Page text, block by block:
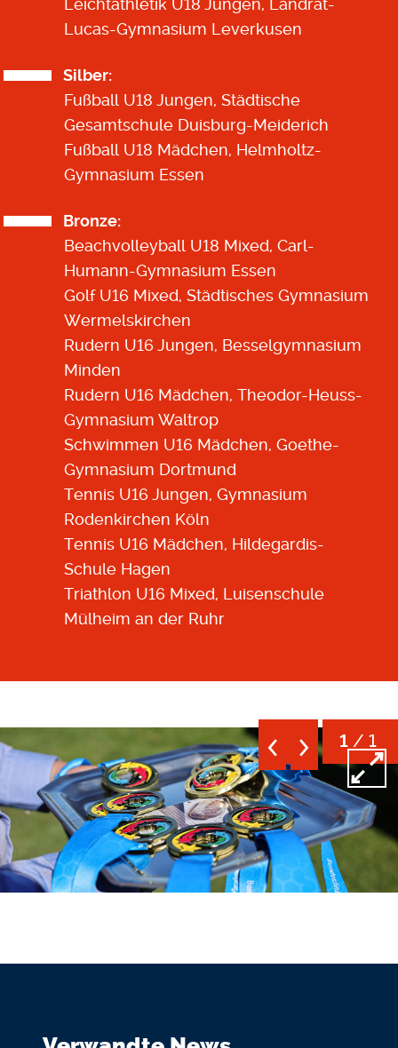
Leichtathletik U18 Jungen, Landrat-
Lucas-Gymnasium Leverkusen
Silber:
Fußball U18 Jungen, Städtische
Gesamtschule Duisburg-Meiderich
Fußball U18 Mädchen, Helmholtz-
Gymnasium Essen
Bronze:
Beachvolleyball U18 Mixed, Carl-
Humann-Gymnasium Essen
Golf U16 Mixed, Städtisches Gymnasium
Wermelskirchen
Rudern U16 Jungen, Besselgymnasium
Minden
Rudern U16 Mädchen, Theodor-Heuss-
Gymnasium Waltrop
Schwimmen U16 Mädchen, Goethe-
Gymnasium Dortmund
Tennis U16 Jungen, Gymnasium
Rodenkirchen Köln
Tennis U16 Mädchen, Hildegardis-
Schule Hagen
Triathlon U16 Mixed, Luisenschule
Mülheim an der Ruhr
1 / 1